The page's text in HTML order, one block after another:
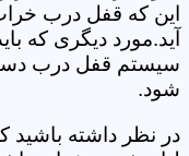
این که قفل درب
آید.مورد دیگری که
سیستم قفل درب
شود.
در نظر داشته باشید